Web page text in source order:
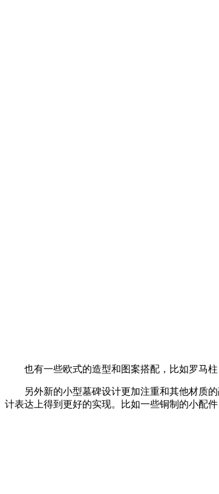
也有一些欧式的造型和图案搭配，比如罗马
另外新的小型墓碑设计更加注重和其他材质
计表达上得到更好的实现。比如一些铜制的小配